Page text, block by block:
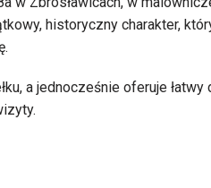
historyczny charakter,
a jednocześnie oferuje łatwy